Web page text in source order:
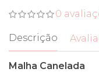
0
Descrição
Malha Canelada